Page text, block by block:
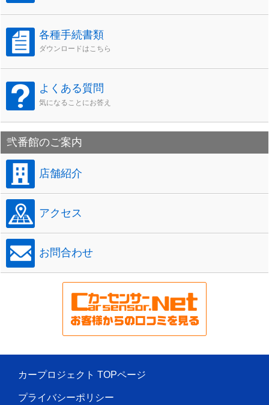
各種手続書類
ダウンロードはこちら
よくある質問
気になることにお答え
弐番館のご案内
店舗紹介
アクセス
お問合わせ
カープロジェクト TOPページ
プライバシーポリシー